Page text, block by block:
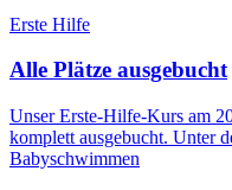
Erste Hilfe
Alle Plätze ausgebucht
Unser Erste-Hilfe-Kurs am
komplett ausgebucht. Unter
Babyschwimmen